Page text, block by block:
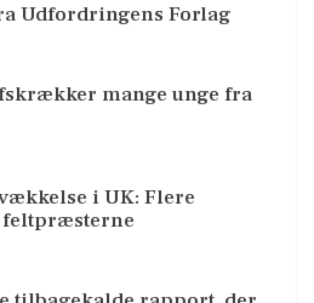
Udfordringens Forlag
mange unge fra
i UK: Flere
feltpræsterne